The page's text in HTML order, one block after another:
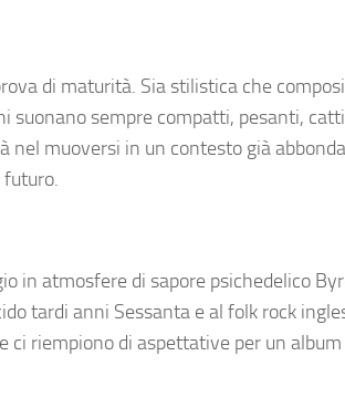
di maturità. Sia stilistica che
suonano sempre compatti, pesanti,
nel muoversi in un contesto già
in atmosfere di sapore psichedelico
tardi anni Sessanta e al folk rock
ci riempiono di aspettative per un album